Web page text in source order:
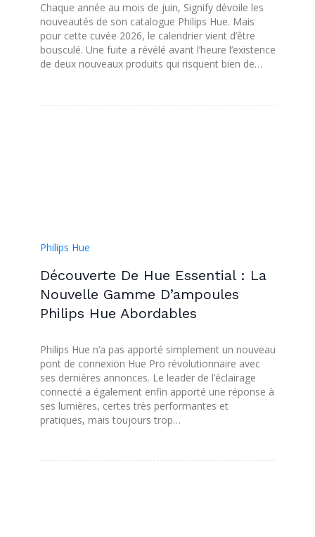
Chaque année au mois de juin, Signify dévoile les
nouveautés de son catalogue Philips Hue. Mais
pour cette cuvée 2026, le calendrier vient d’être
bousculé. Une fuite a révélé avant l’heure l’existence
de deux nouveaux produits qui risquent bien de…
Philips Hue
Découverte De Hue Essential : La
Nouvelle Gamme D’ampoules
Philips Hue Abordables
Philips Hue n’a pas apporté simplement un nouveau
pont de connexion Hue Pro révolutionnaire avec
ses dernières annonces. Le leader de l’éclairage
connecté a également enfin apporté une réponse à
ses lumières, certes très performantes et
pratiques, mais toujours trop…